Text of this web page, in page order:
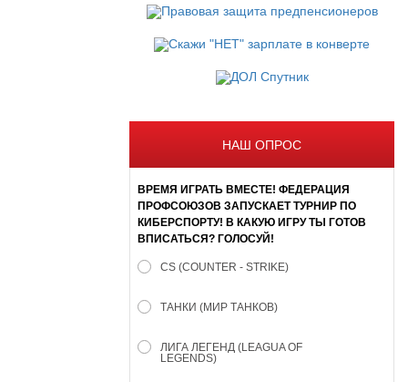
НАШ ОПРОС
ВРЕМЯ ИГРАТЬ ВМЕСТЕ! ФЕДЕРАЦИЯ
ПРОФСОЮЗОВ ЗАПУСКАЕТ ТУРНИР ПО
КИБЕРСПОРТУ! В КАКУЮ ИГРУ ТЫ ГОТОВ
ВПИСАТЬСЯ? ГОЛОСУЙ!
CS (COUNTER - STRIKE)
ТАНКИ (МИР ТАНКОВ)
ЛИГА ЛЕГЕНД (LEAGUA OF
LEGENDS)